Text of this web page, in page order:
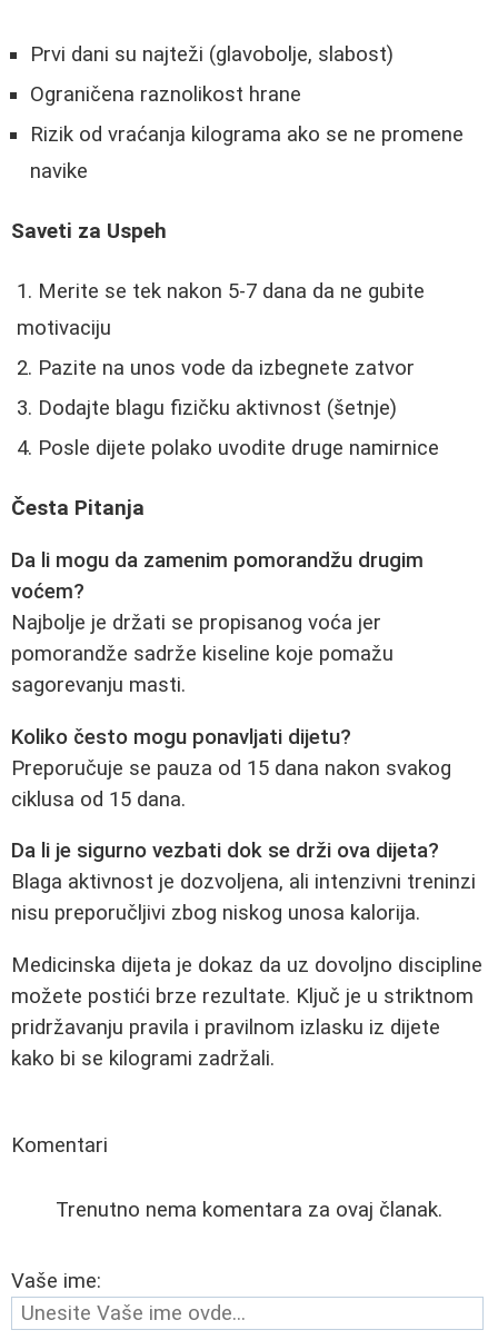
Prvi dani su najteži (glavobolje, slabost)
Ograničena raznolikost hrane
Rizik od vraćanja kilograma ako se ne promene
navike
Saveti za Uspeh
Merite se tek nakon 5-7 dana da ne gubite
motivaciju
Pazite na unos vode da izbegnete zatvor
Dodajte blagu fizičku aktivnost (šetnje)
Posle dijete polako uvodite druge namirnice
Česta Pitanja
Da li mogu da zamenim pomorandžu drugim
voćem?
Najbolje je držati se propisanog voća jer
pomorandže sadrže kiseline koje pomažu
sagorevanju masti.
Koliko često mogu ponavljati dijetu?
Preporučuje se pauza od 15 dana nakon svakog
ciklusa od 15 dana.
Da li je sigurno vezbati dok se drži ova dijeta?
Blaga aktivnost je dozvoljena, ali intenzivni treninzi
nisu preporučljivi zbog niskog unosa kalorija.
Medicinska dijeta je dokaz da uz dovoljno discipline
možete postići brze rezultate. Ključ je u striktnom
pridržavanju pravila i pravilnom izlasku iz dijete
kako bi se kilogrami zadržali.
Komentari
Trenutno nema komentara za ovaj članak.
Vaše ime: